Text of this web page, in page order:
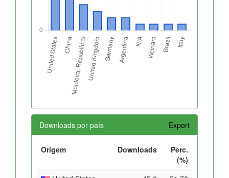
Downloads por país Export
Origem Downloads
Perc.
(%)